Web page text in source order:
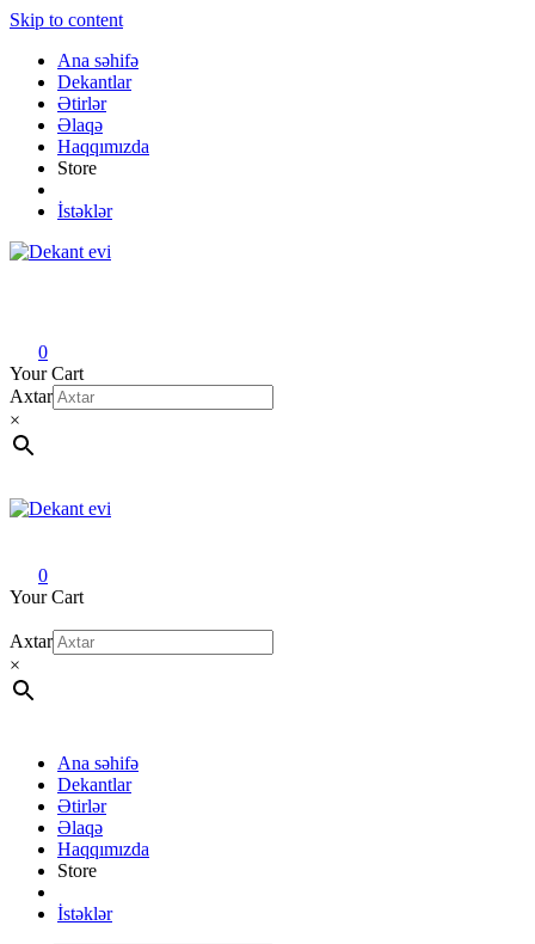
Skip to content
Ana səhifə
Dekantlar
Ətirlər
Əlaqə
Haqqımızda
Store
İstəklər
0
Your Cart
Axtar
×
0
Your Cart
Axtar
×
Ana səhifə
Dekantlar
Ətirlər
Əlaqə
Haqqımızda
Store
İstəklər